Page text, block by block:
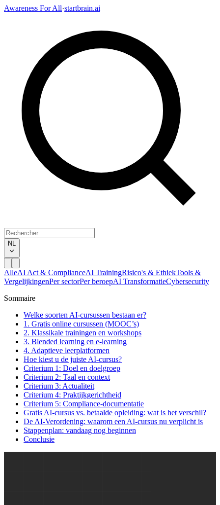
Awareness For All·startbrain.ai
NL
AlleAI Act & ComplianceAI TrainingRisico's & EthiekTools &
VergelijkingenPer sectorPer beroepAI TransformatieCybersecurity
Sommaire
Welke soorten AI-cursussen bestaan er?
1. Gratis online cursussen (MOOC’s)
2. Klassikale trainingen en workshops
3. Blended learning en e-learning
4. Adaptieve leerplatformen
Hoe kiest u de juiste AI-cursus?
Criterium 1: Doel en doelgroep
Criterium 2: Taal en context
Criterium 3: Actualiteit
Criterium 4: Praktijkgerichtheid
Criterium 5: Compliance-documentatie
Gratis AI-cursus vs. betaalde opleiding: wat is het verschil?
De AI-Verordening: waarom een AI-cursus nu verplicht is
Stappenplan: vandaag nog beginnen
Conclusie